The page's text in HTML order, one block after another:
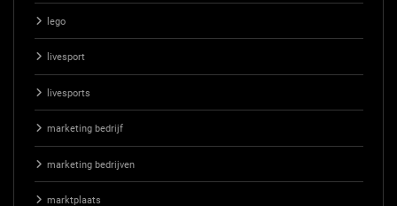
lego
livesport
livesports
marketing bedrijf
marketing bedrijven
marktplaats